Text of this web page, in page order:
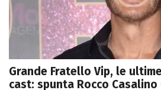
Grande Fratello Vip, le
cast: spunta Rocco